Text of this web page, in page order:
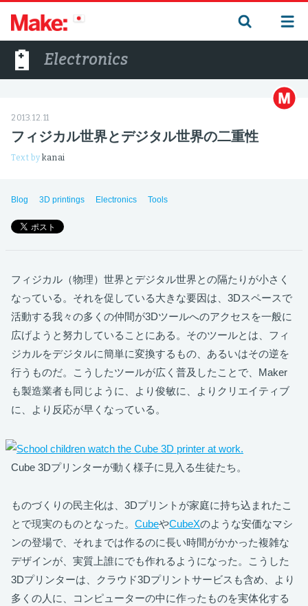
Electronics
2013.12.11
フィジカル世界とデジタル世界の二重性
Text bykanai
Blog 3D printings Electronics Tools
フィジカル（物理）世界とデジタル世界との隔たりが小さく
なっている。それを促している大きな要因は、3Dスペースで
活動する我々の多くの仲間が3Dツールへのアクセスを一般に
広げようと努力していることにある。そのツールとは、フィ
ジカルをデジタルに簡単に変換するもの、あるいはその逆を
行うものだ。こうしたツールが広く普及したことで、Maker
も製造業者も同じように、より俊敏に、よりクリエイティブ
に、より反応が早くなっている。
Cube 3Dプリンターが動く様子に見入る生徒たち。
ものづくりの民主化は、3Dプリントが家庭に持ち込まれたこ
とで現実のものとなった。 CubeやCubeXのような安価なマシ
ンの登場で、それまでは作るのに長い時間がかかった複雑な
デザインが、実質上誰にでも作れるようになった。こうした
3Dプリンターは、クラウド3Dプリントサービスも含め、より
多くの人に、コンピューターの中に作ったものを実体化する